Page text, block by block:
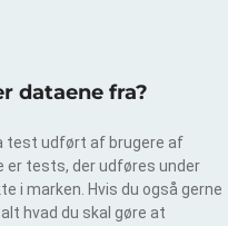
dataene fra?
test udført af brugere af
er tests, der udføres under
i marken. Hvis du også gerne
hvad du skal gøre at